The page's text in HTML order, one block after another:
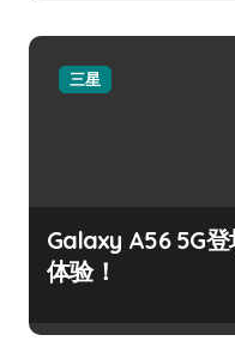
三星
Galaxy A56 5G
体验！